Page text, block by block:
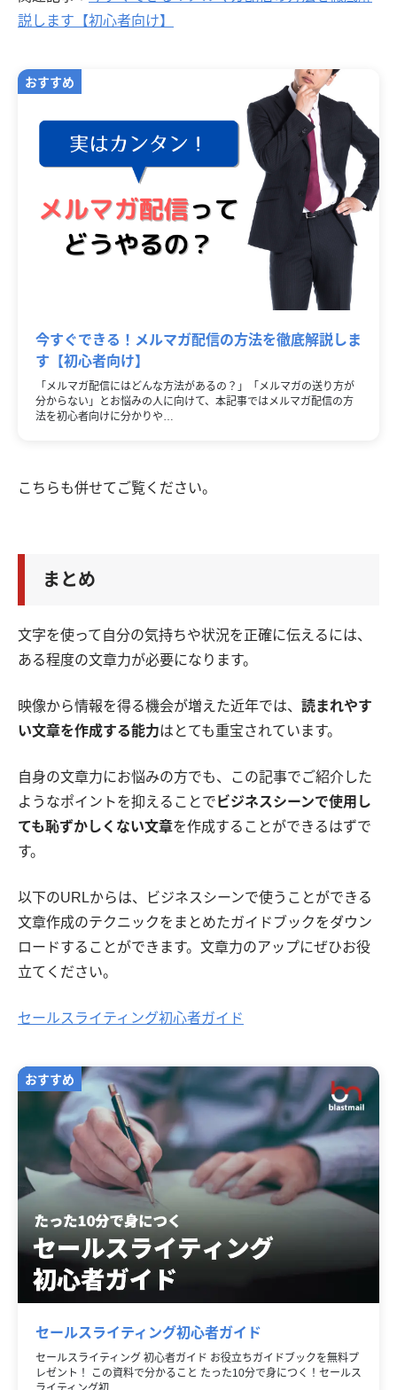
説します【初心者向け】
今すぐできる！メルマガ配信の方法を徹底解説しま
す【初心者向け】
「メルマガ配信にはどんな方法があるの？」「メルマガの送り方が
分からない」とお悩みの人に向けて、本記事ではメルマガ配信の方
法を初心者向けに分かりや…
こちらも併せてご覧ください。
まとめ
文字を使って自分の気持ちや状況を正確に伝えるには、
ある程度の文章力が必要になります。
映像から情報を得る機会が増えた近年では、 読まれやす
い文章を作成する能力はとても重宝されています。
自身の文章力にお悩みの方でも、この記事でご紹介した
ようなポイントを抑えることで ビジネスシーンで使用し
ても恥ずかしくない文章を作成することができるはずで
す。
以下のURLからは、ビジネスシーンで使うことができる
文章作成のテクニックをまとめたガイドブックをダウン
ロードすることができます。文章力のアップにぜひお役
立てください。
セールスライティング初心者ガイド
セールスライティング初心者ガイド
セールスライティング 初心者ガイド お役立ちガイドブックを無料プ
レゼント！ この資料で分かること たった10分で身につく！セールス